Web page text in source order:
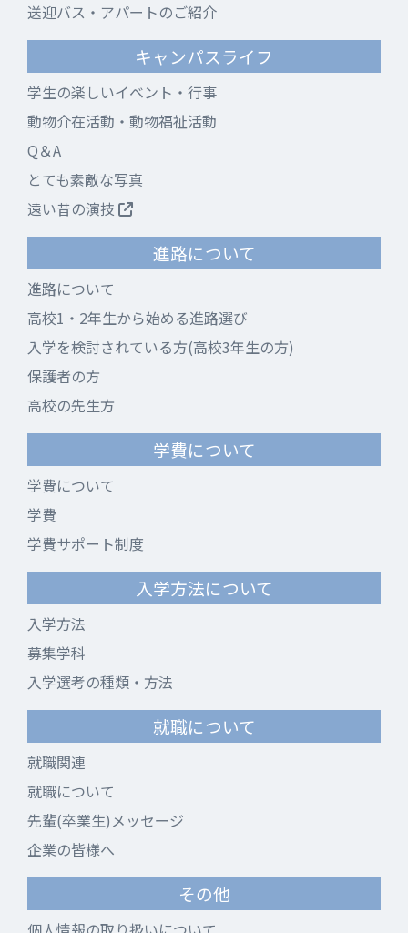
送迎バス・アパートのご紹介
キャンパスライフ
学生の楽しいイベント・行事
動物介在活動・動物福祉活動
Q＆A
とても素敵な写真
遠い昔の演技
進路について
進路について
高校1・2年生から始める進路選び
入学を検討されている方(高校3年生の方)
保護者の方
高校の先生方
学費について
学費について
学費
学費サポート制度
入学方法について
入学方法
募集学科
入学選考の種類・方法
就職について
就職関連
就職について
先輩(卒業生)メッセージ
企業の皆様へ
その他